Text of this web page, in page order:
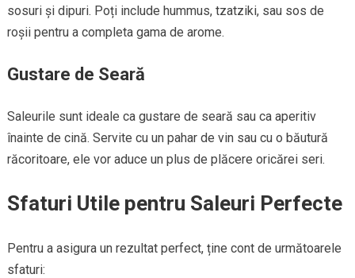
sosuri și dipuri. Poți include hummus, tzatziki, sau sos de
roșii pentru a completa gama de arome.
Gustare de Seară
Saleurile sunt ideale ca gustare de seară sau ca aperitiv
înainte de cină. Servite cu un pahar de vin sau cu o băutură
răcoritoare, ele vor aduce un plus de plăcere oricărei seri.
Sfaturi Utile pentru Saleuri Perfecte
Pentru a asigura un rezultat perfect, ține cont de următoarele
sfaturi: